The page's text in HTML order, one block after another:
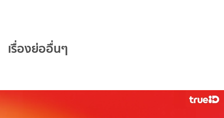
เรื่องย่ออื่นๆ